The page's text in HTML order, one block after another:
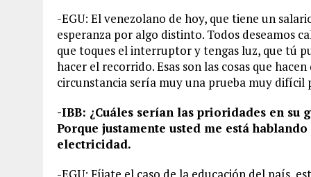
-EGU: El venezolano de hoy, que tiene un
esperanza por algo distinto. Todos deseamos
que toques el interruptor y tengas luz, que tú
hacer el recorrido. Esas son las cosas que
circunstancia sería muy una prueba muy difícil
-IBB: ¿Cuáles serían las prioridades en su
Porque justamente usted me está
electricidad.